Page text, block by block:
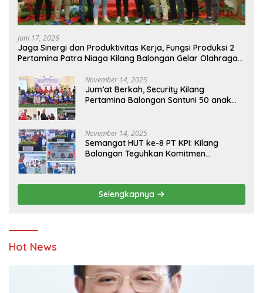
Juni 17, 2026
Jaga Sinergi dan Produktivitas Kerja, Fungsi Produksi 2
Pertamina Patra Niaga Kilang Balongan Gelar Olahraga
November 14, 2025
Jum’at Berkah, Security Kilang
Pertamina Balongan Santuni 50 anak
November 14, 2025
Semangat HUT ke-8 PT KPI: Kilang
Balongan Teguhkan Komitmen
Pendidikan
Selengkapnya
Hot News